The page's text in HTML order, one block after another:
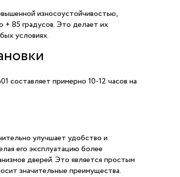
износоустойчивостью,
+ 85 градусов. Это делает их
условиях.
составляет примерно 10-12 часов на
улучшает удобство и
его эксплуатацию более
дверей. Это является простым
значительные преимущества.